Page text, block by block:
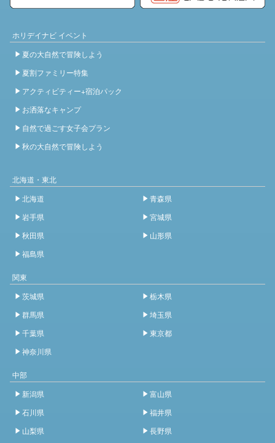
ホリデイナビ イベント
夏の大自然で冒険しよう
夏割ファミリー特集
アクティビティー+宿泊パック
お洒落なキャンプ
自然で過ごす女子会プラン
秋の大自然で冒険しよう
北海道・東北
北海道
青森県
岩手県
宮城県
秋田県
山形県
福島県
関東
茨城県
栃木県
群馬県
埼玉県
千葉県
東京都
神奈川県
中部
新潟県
富山県
石川県
福井県
山梨県
長野県